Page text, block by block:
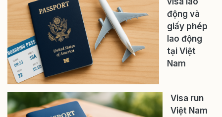
động và
giấy phép
lao động
tại Việt
Nam
Visa run
Việt Nam